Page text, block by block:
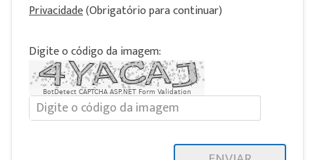
Privacidade(Obrigatório para continuar)
Digite o código da imagem:
BotDetect CAPTCHA ASP.NET Form Validation